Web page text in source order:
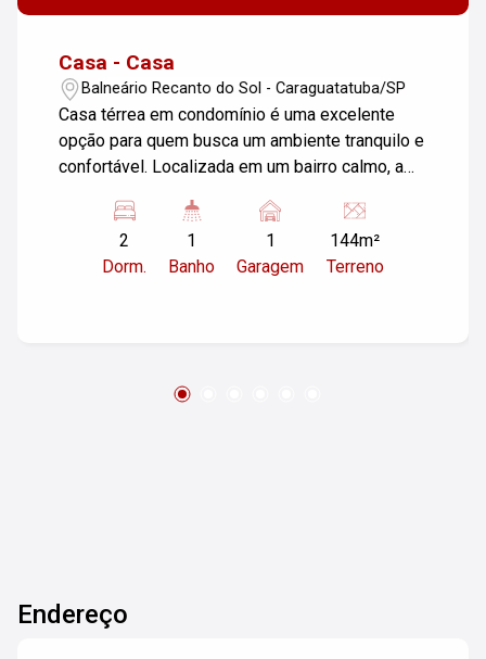
Casa - Casa
Balneário Recanto do Sol - Caraguatatuba/SP
Casa térrea em condomínio é uma excelente
opção para quem busca um ambiente tranquilo e
confortável. Localizada em um bairro calmo, a
e paz de espírito. Com 2 dormitórios
espaçosos, além de sala, cozinha, banheiro e
lavanderia, ela proporciona um espaço funcional
2
Dorm.
1
Banho
1
Garagem
144m²
Terreno
Endereço